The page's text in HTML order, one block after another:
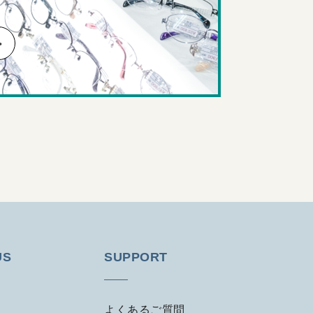
SUPPORT
よくあるご質問